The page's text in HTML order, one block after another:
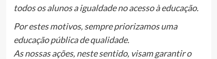
todos os alunos a igualdade no acesso à educação.
Por estes motivos, sempre priorizamos uma
educação pública de qualidade.
As nossas ações, neste sentido, visam garantir o